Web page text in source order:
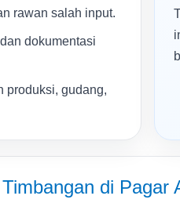
rawan salah input.
dokumentasi
produksi, gudang,
di Pagar